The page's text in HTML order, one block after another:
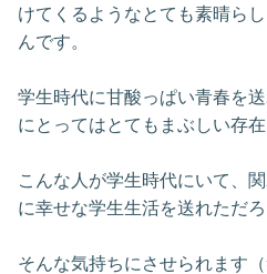
けてくるようなとても素晴ら
んです。
学生時代に甘酸っぱい青春を
にとってはとてもまぶしい存在
こんな人が学生時代にいて、
に幸せな学生生活を送れただろ
そんな気持ちにさせられます（